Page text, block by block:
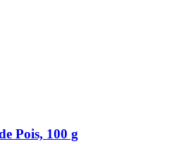
Pois, 100 g